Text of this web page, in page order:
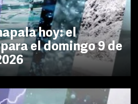
hoy: el
el domingo 9 de